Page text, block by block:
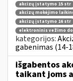
akcizų įstatymo 15 str
akcizų mokėjimo
akcizų įstatymo 16 str
elektroninis vežimo
kategorijos:
gabenimas (14-
išgabentos
taikant joms